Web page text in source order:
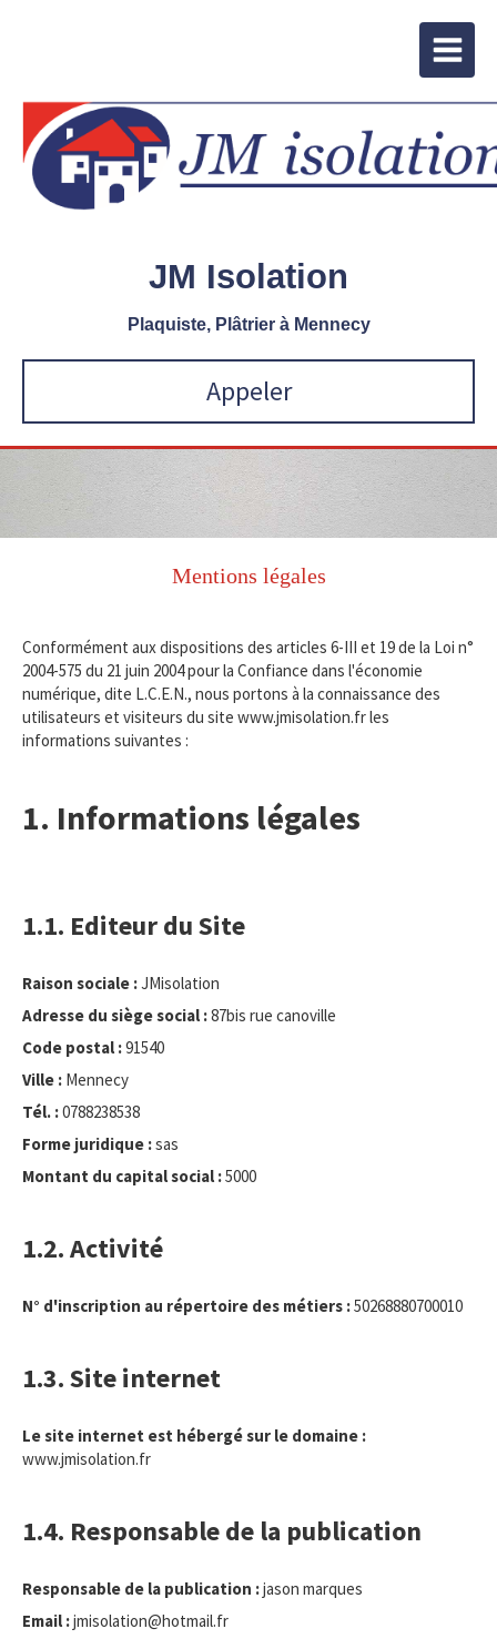
JM Isolation
Plaquiste, Plâtrier à Mennecy
Appeler
Mentions légales
Conformément aux dispositions des articles 6-III et 19 de la Loi n°
2004-575 du 21 juin 2004 pour la Confiance dans l'économie
numérique, dite L.C.E.N., nous portons à la connaissance des
utilisateurs et visiteurs du site www.jmisolation.fr les
informations suivantes :
1. Informations légales
1.1. Editeur du Site
Raison sociale :JMisolation
Adresse du siège social :87bis rue canoville
Code postal :91540
Ville : Mennecy
Tél. :0788238538
Forme juridique :sas
Montant du capital social :5000
1.2. Activité
N° d'inscription au répertoire des métiers :50268880700010
1.3. Site internet
Le site internet est hébergé sur le domaine :
www.jmisolation.fr
1.4. Responsable de la publication
Responsable de la publication :jason marques
Email :jmisolation@hotmail.fr